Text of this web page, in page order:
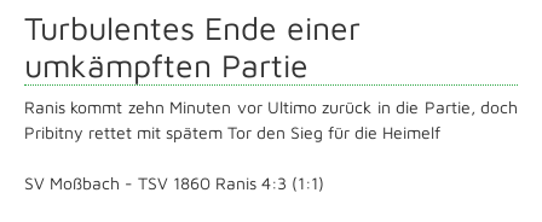
Turbulentes Ende einer
umkämpften Partie
Ranis kommt zehn Minuten vor Ultimo zurück in die Partie, doch
Pribitny rettet mit spätem Tor den Sieg für die Heimelf
SV Moßbach - TSV 1860 Ranis 4:3 (1:1)